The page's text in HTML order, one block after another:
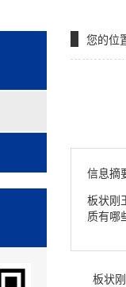
您的位
信息摘
板状刚
质有哪
板状刚